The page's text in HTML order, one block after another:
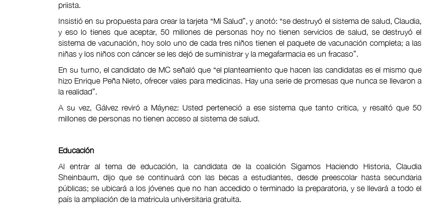
priista.
Insistió en su propuesta para crear la tarjeta “Mi Salud”, y anotó: “se destruyó el sistema de salud, Claudia,
y eso lo tienes que aceptar, 50 millones de personas hoy no tienen servicios de salud, se destruyó el
sistema de vacunación, hoy solo uno de cada tres niños tienen el paquete de vacunación completa; a las
niñas y los niños con cáncer se les dejó de suministrar y la megafarmacia es un fracaso”.
En su turno, el candidato de MC señaló que “el planteamiento que hacen las candidatas es el mismo que
hizo Enrique Peña Nieto, ofrecer vales para medicinas. Hay una serie de promesas que nunca se llevaron a
la realidad”.
A su vez, Gálvez reviró a Máynez: Usted perteneció a ese sistema que tanto critica, y resaltó que 50
millones de personas no tienen acceso al sistema de salud.
Educación
Al entrar al tema de educación, la candidata de la coalición Sigamos Haciendo Historia, Claudia
Sheinbaum, dijo que se continuará con las becas a estudiantes, desde preescolar hasta secundaria
públicas; se ubicará a los jóvenes que no han accedido o terminado la preparatoria, y se llevará a todo el
país la ampliación de la matricula universitaria gratuita.